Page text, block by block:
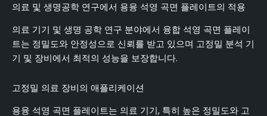
의료 및 생명공학 연구에서 용융 석영 곡면 플레이트의 적용
의료 기기 및 생명 공학 연구 분야에서 융합 석영 곡면 플레이
트는 정밀도와 안정성으로 신뢰를 받고 있으며 고정밀 분석 기
기 및 장비에서 최적의 성능을 보장합니다.
고정밀 의료 장비의 애플리케이션
용융 석영 곡면 플레이트는 의료 기기, 특히 높은 정밀도와 고